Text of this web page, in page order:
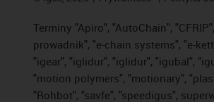
Terminy "Apiro", "AutoChain",
prowadnik", "e-chain systems", "e-
"igear", "iglidur", "iglidur", "igubal",
"motion polymers", "motionary",
"Rohbot", "savfe", "speedigus",